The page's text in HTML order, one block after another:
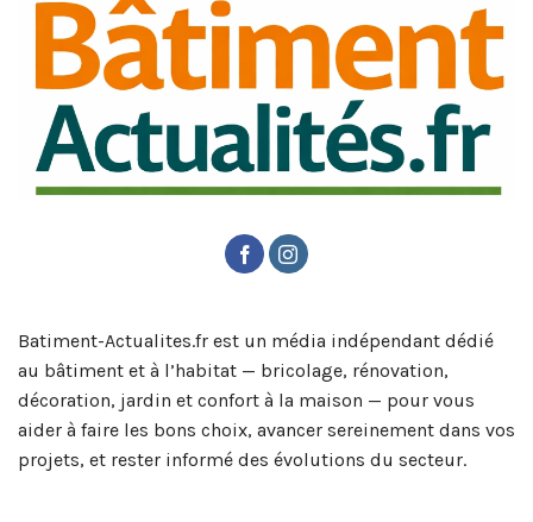
Batiment-Actualites.fr est un média indépendant dédié
au bâtiment et à l’habitat — bricolage, rénovation,
décoration, jardin et confort à la maison — pour vous
aider à faire les bons choix, avancer sereinement dans vos
projets, et rester informé des évolutions du secteur.